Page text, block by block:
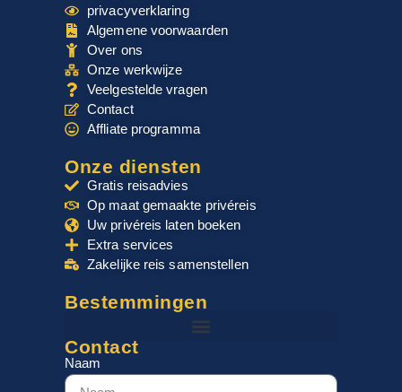
privacyverklaring
Algemene voorwaarden
Over ons
Onze werkwijze
Veelgestelde vragen
Contact
Affliate programma
Onze diensten
Gratis reisadvies
Op maat gemaakte privéreis
Uw privéreis laten boeken
Extra services
Zakelijke reis samenstellen
Bestemmingen
Contact
Naam